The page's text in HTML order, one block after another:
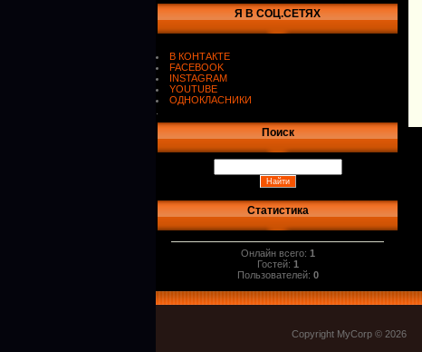
Я В СОЦ.СЕТЯХ
В КОНТАКТЕ
FACEBOOK
INSTAGRAM
YOUTUBE
ОДНОКЛАСНИКИ
Поиск
Статистика
Онлайн всего: 1
Гостей: 1
Пользователей: 0
Copyright MyCorp © 2026